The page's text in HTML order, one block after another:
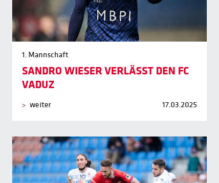
1. Mannschaft
SANDRO WIESER VERLÄSST DEN FC
VADUZ
weiter 17.03.2025